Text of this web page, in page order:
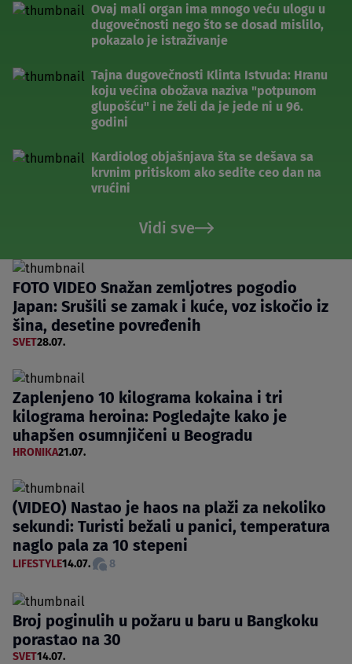
Ovaj mali organ ima mnogo veću ulogu u
dugovečnosti nego što se dosad mislilo,
pokazalo je istraživanje
Tajna dugovečnosti Klinta Istvuda: Hranu
koju većina obožava naziva "potpunom
glupošću" i ne želi da je jede ni u 96.
godini
Kardiolog objašnjava šta se dešava sa
krvnim pritiskom ako sedite ceo dan na
vrućini
Vidi sve
FOTO VIDEO Snažan zemljotres pogodio
Japan: Srušili se zamak i kuće, voz iskočio iz
šina, desetine povređenih
SVET28.07.
Zaplenjeno 10 kilograma kokaina i tri
kilograma heroina: Pogledajte kako je
uhapšen osumnjičeni u Beogradu
HRONIKA21.07.
(VIDEO) Nastao je haos na plaži za nekoliko
sekundi: Turisti bežali u panici, temperatura
naglo pala za 10 stepeni
LIFESTYLE14.07. 8
Broj poginulih u požaru u baru u Bangkoku
porastao na 30
SVET14.07.